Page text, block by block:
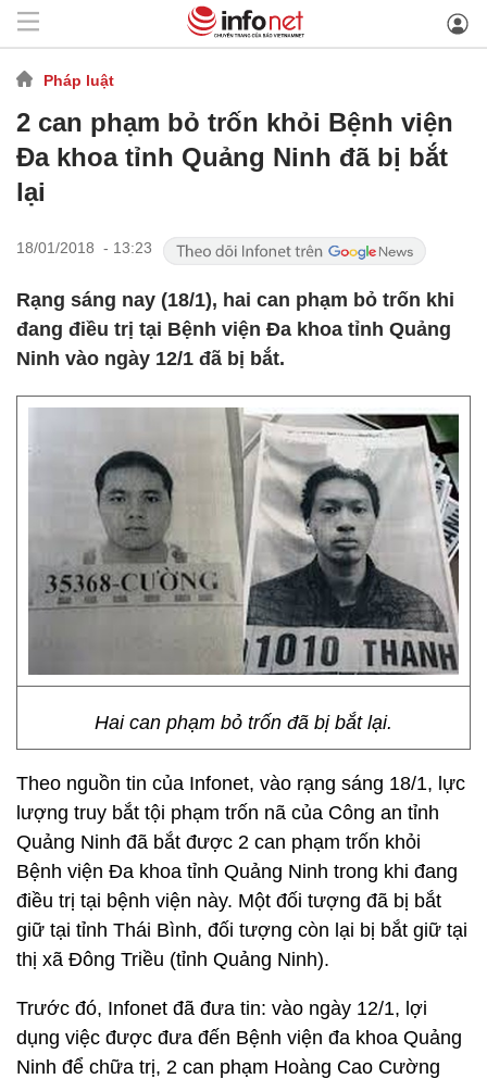
Pháp luật
2 can phạm bỏ trốn khỏi Bệnh viện
Đa khoa tỉnh Quảng Ninh đã bị bắt
lại
18/01/2018 - 13:23
Rạng sáng nay (18/1), hai can phạm bỏ trốn khi
đang điều trị tại Bệnh viện Đa khoa tỉnh Quảng
Ninh vào ngày 12/1 đã bị bắt.
Hai can phạm bỏ trốn đã bị bắt lại.
Theo nguồn tin của Infonet, vào rạng sáng 18/1, lực
lượng truy bắt tội phạm trốn nã của Công an tỉnh
Quảng Ninh đã bắt được 2 can phạm trốn khỏi
Bệnh viện Đa khoa tỉnh Quảng Ninh trong khi đang
điều trị tại bệnh viện này. Một đối tượng đã bị bắt
giữ tại tỉnh Thái Bình, đối tượng còn lại bị bắt giữ tại
thị xã Đông Triều (tỉnh Quảng Ninh).
Trước đó, Infonet đã đưa tin: vào ngày 12/1, lợi
dụng việc được đưa đến Bệnh viện đa khoa Quảng
Ninh để chữa trị, 2 can phạm Hoàng Cao Cường